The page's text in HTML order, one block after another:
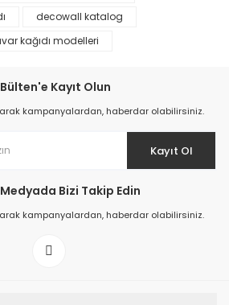
Tutkalı 500 gr
decowall katalog
kağıdı modelleri
Kayıt Olun
kampanyalardan, haberdar olabilirsiniz.
Kayıt Ol
Bizi Takip Edin
kampanyalardan, haberdar olabilirsiniz.